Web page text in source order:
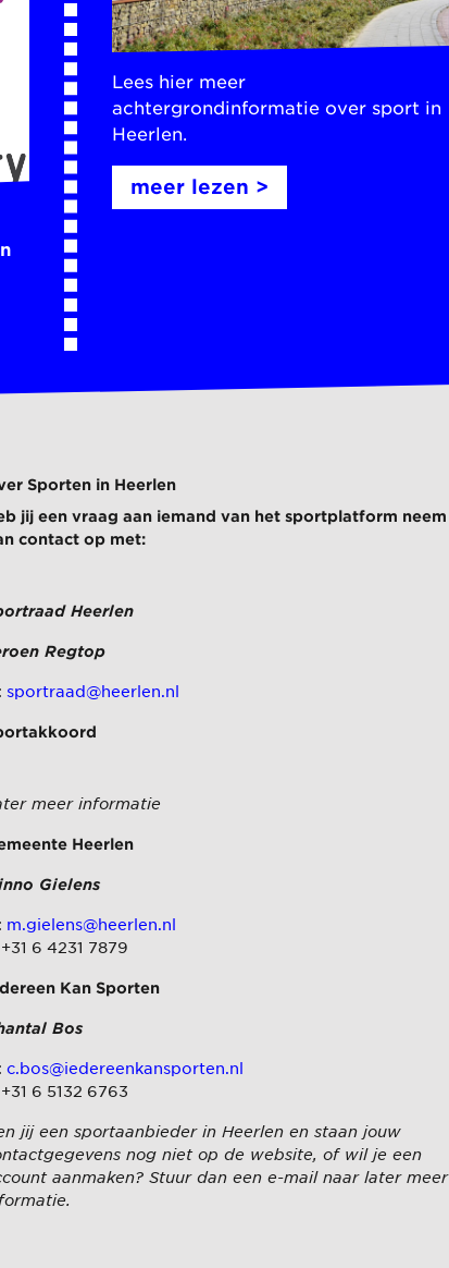
Lees hier meer
achtergrondinformatie over sport in
Heerlen.
meer lezen >
Sporten in Heerlen
jij een vraag aan iemand van het sportplatform neem
contact op met:
Heerlen
Regtop
sportraad@heerlen.nl
meer informatie
Heerlen
Gielens
m.gielens@heerlen.nl
6 4231 7879
Kan Sporten
Bos
c.bos@iedereenkansporten.nl
6 5132 6763
jij een sportaanbieder in Heerlen en staan jouw
nog niet op de website, of wil je een
aanmaken? Stuur dan een e-mail naar later meer